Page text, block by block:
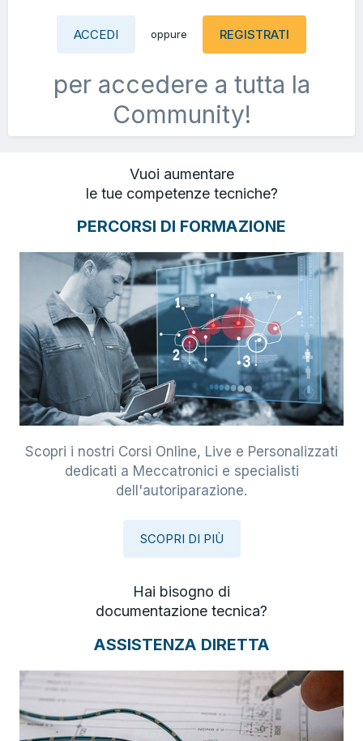
ACCEDI oppure REGISTRATI
per accedere a tutta la
Community!
Vuoi aumentare
le tue competenze tecniche?
PERCORSI DI FORMAZIONE
Scopri i nostri Corsi Online, Live e Personalizzati
dedicati a Meccatronici e specialisti
dell'autoriparazione.
SCOPRI DI PIÙ
Hai bisogno di
documentazione tecnica?
ASSISTENZA DIRETTA